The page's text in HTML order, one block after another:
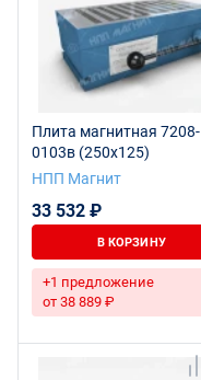
Плита магнитная 7208-
0103в (250х125)
НПП Магнит
33 532 ₽
В КОРЗИНУ
+1 предложение
от 38 889 ₽